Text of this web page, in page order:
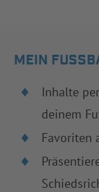
MEIN
Inhalte
deinem
Favoriten